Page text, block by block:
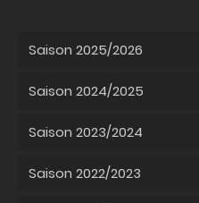
Saison 2025/2026
Saison 2024/2025
Saison 2023/2024
Saison 2022/2023